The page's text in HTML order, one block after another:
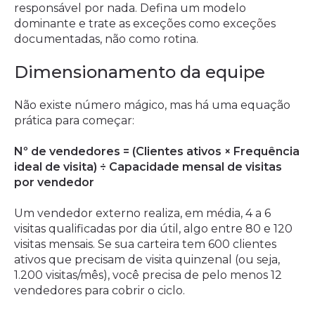
responsável por nada. Defina um modelo
dominante e trate as exceções como exceções
documentadas, não como rotina.
Dimensionamento da equipe
Não existe número mágico, mas há uma equação
prática para começar:
Nº de vendedores = (Clientes ativos × Frequência
ideal de visita) ÷ Capacidade mensal de visitas
por vendedor
Um vendedor externo realiza, em média, 4 a 6
visitas qualificadas por dia útil, algo entre 80 e 120
visitas mensais. Se sua carteira tem 600 clientes
ativos que precisam de visita quinzenal (ou seja,
1.200 visitas/mês), você precisa de pelo menos 12
vendedores para cobrir o ciclo.